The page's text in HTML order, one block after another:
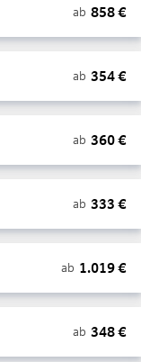
ab 858€
ab 354€
ab 360€
ab 333 €
ab 1.019€
ab 348€